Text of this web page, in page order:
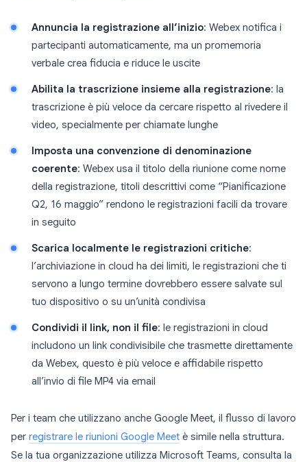
Annuncia la registrazione all’inizio: Webex notifica i
partecipanti automaticamente, ma un promemoria
verbale crea fiducia e riduce le uscite
Abilita la trascrizione insieme alla registrazione: la
trascrizione è più veloce da cercare rispetto al rivedere il
video, specialmente per chiamate lunghe
Imposta una convenzione di denominazione
coerente: Webex usa il titolo della riunione come nome
della registrazione, titoli descrittivi come “Pianificazione
Q2, 16 maggio” rendono le registrazioni facili da trovare
in seguito
Scarica localmente le registrazioni critiche:
l’archiviazione in cloud ha dei limiti, le registrazioni che ti
servono a lungo termine dovrebbero essere salvate sul
tuo dispositivo o su un’unità condivisa
Condividi il link, non il file: le registrazioni in cloud
includono un link condivisibile che trasmette direttamente
da Webex, questo è più veloce e affidabile rispetto
all’invio di file MP4 via email
Per i team che utilizzano anche Google Meet, il flusso di lavoro
per registrare le riunioni Google Meet è simile nella struttura.
Se la tua organizzazione utilizza Microsoft Teams, consulta la